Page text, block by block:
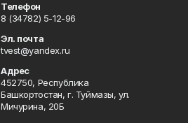
Телефон
8 (34782) 5-12-96
Эл. почта
tvest@yandex.ru
Адрес
452750, Республика
Башкортостан, г. Туймазы, ул.
Мичурина, 20Б